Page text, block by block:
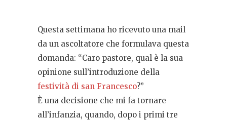
Questa settimana ho ricevuto una mail
da un ascoltatore che formulava questa
domanda: “Caro pastore, qual è la sua
opinione sull’introduzione della
festività di san Francesco?”
È una decisione che mi fa tornare
all’infanzia, quando, dopo i primi tre